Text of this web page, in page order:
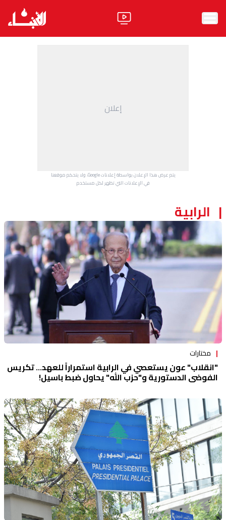
ثقافة ومجتمع
منوعات
إعلان
يتم عرض هذا الإعلان بواسطة إعلانات Google، ولا يتحكم موقعنا
في الإعلانات التي تظهر لكل مستخدم.
الرابية
مختارات
"انقلاب" عون يستعصي في الرابية استمراراً للعهد... تكريس
الفوضى الدستورية و"حزب الله" يحاول ضبط باسيل!